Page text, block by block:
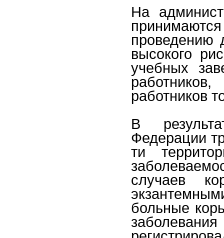
На
проведению
высокого
учебных
работников
В
Федерации
ти
случаев
больные